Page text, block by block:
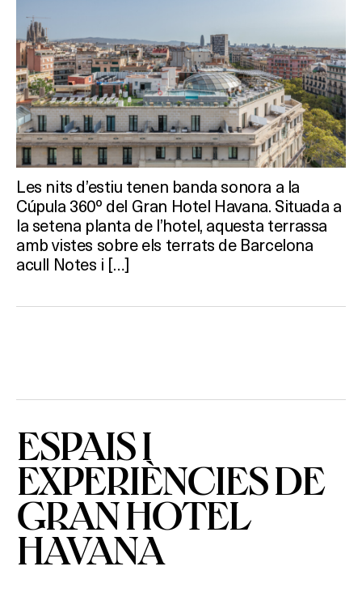
SPAS
RESTAURANTS
SALES
Activitats
On?
Les nits d’estiu tenen banda sonora a la
Cúpula 360º del Gran Hotel Havana. Situada a
la setena planta de l’hotel, aquesta terrassa
amb vistes sobre els terrats de Barcelona
acull Notes i […]
ESPAIS I
EXPERIÈNCIES DE
GRAN HOTEL
HAVANA